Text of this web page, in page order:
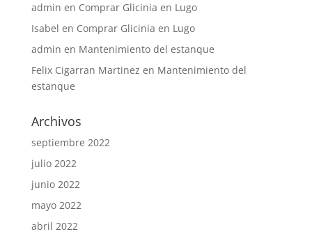
admin en Comprar Glicinia en Lugo
Isabel en Comprar Glicinia en Lugo
admin en Mantenimiento del estanque
Felix Cigarran Martinez en Mantenimiento del
estanque
Archivos
septiembre 2022
julio 2022
junio 2022
mayo 2022
abril 2022